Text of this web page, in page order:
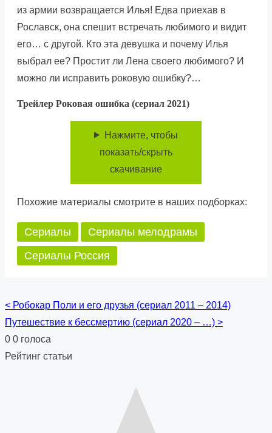
из армии возвращается Илья! Едва приехав в
Рославск, она спешит встречать любимого и видит
его… с другой. Кто эта девушка и почему Илья
выбрал ее? Простит ли Лена своего любимого? И
можно ли исправить роковую ошибку?…
Трейлер Роковая ошибка (сериал 2021)
Нажмите, чтобы
показать/скрыть
скачивание
Похожие материалы смотрите в наших подборках:
Сериалы
Сериалы мелодрамы
Сериалы Россия
Posts
navigation
< Робокар Поли и его друзья (сериал 2011 – 2014)
Путешествие к бессмертию (сериал 2020 – …) >
0 0 голоса
Рейтинг статьи